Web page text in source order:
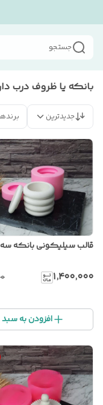
جستجو
بانکه یا ظروف درب
جدیدترین
قالب سیلیکونی بانکه
۱٬۴۰۰٬۰۰۰
افزودن به سبد